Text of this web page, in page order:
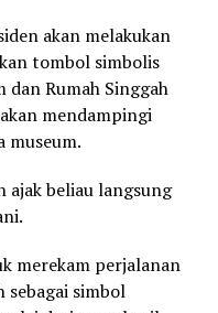
akan melakukan
tombol simbolis
dan Rumah Singgah
mendampingi
museum.
ajak beliau langsung
merekam perjalanan
simbol